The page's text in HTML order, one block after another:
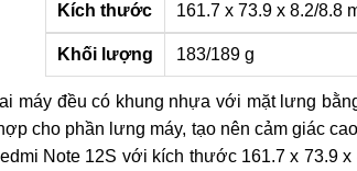
Kích thước 161.7 x 73.9 x 8.2/8.8
Khối lượng 183/189 g
máy đều có khung nhựa với mặt lưng
cho phần lưng máy, tạo nên cảm giác
Note 12S với kích thước 161.7 x 73.9